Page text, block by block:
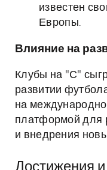
известен
Европы.
Влияние на
Клубы на "С"
развитии
на
платформой для
и внедрения
Достижения и